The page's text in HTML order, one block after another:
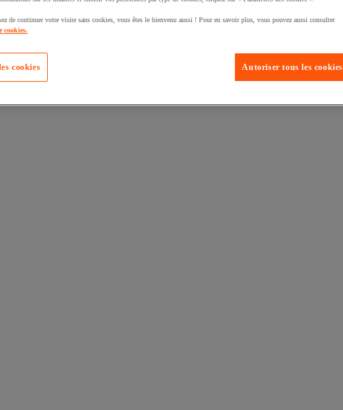
de continuer votre visite sans cookies, vous êtes le bienvenu aussi ! Pour en savoir plus, vous pouvez aussi consulter
cookies.
Autoriser tous les cookies
cookies